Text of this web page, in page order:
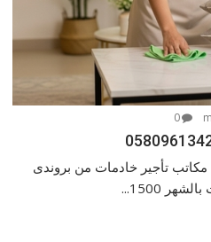
0
مكاتب تأجير خادمات من بروندى
1500...